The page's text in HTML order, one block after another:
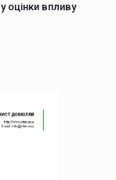
оцінки впливу